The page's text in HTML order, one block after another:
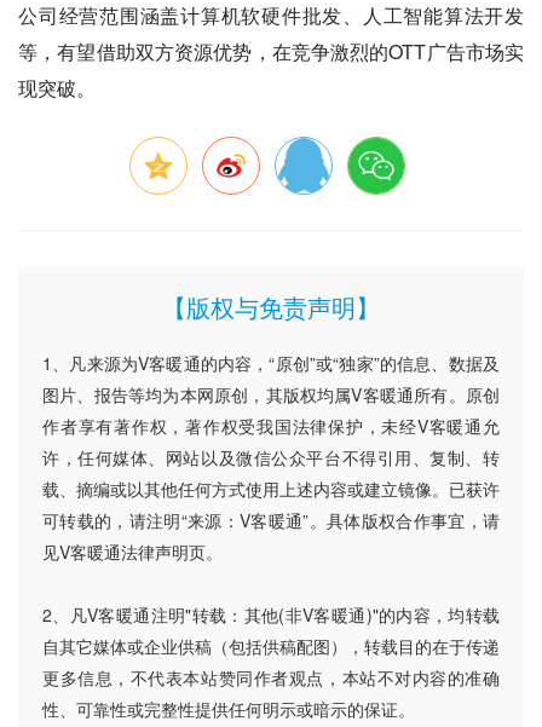
公司经营范围涵盖计算机软硬件批发、人工智能算法开发
等，有望借助双方资源优势，在竞争激烈的OTT广告市场实
现突破。
【版权与免责声明】
1、凡来源为V客暖通的内容，“原创”或“独家”的信息、数据及
图片、报告等均为本网原创，其版权均属V客暖通所有。原创
作者享有著作权，著作权受我国法律保护，未经V客暖通允
许，任何媒体、网站以及微信公众平台不得引用、复制、转
载、摘编或以其他任何方式使用上述内容或建立镜像。已获许
可转载的，请注明“来源：V客暖通”。具体版权合作事宜，请
见V客暖通法律声明页。
2、凡V客暖通注明"转载：其他(非V客暖通)"的内容，均转载
自其它媒体或企业供稿（包括供稿配图），转载目的在于传递
更多信息，不代表本站赞同作者观点，本站不对内容的准确
性、可靠性或完整性提供任何明示或暗示的保证。